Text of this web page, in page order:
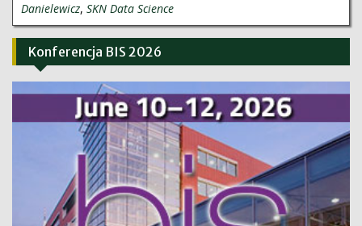
Danielewicz, SKN Data Science
Konferencja BIS 2026